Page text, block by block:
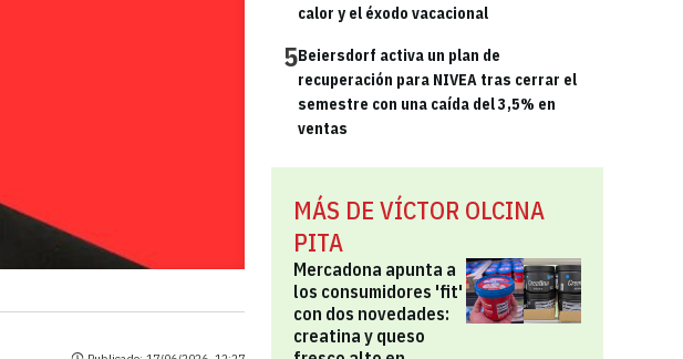
calor y el éxodo vacacional
5Beiersdorf activa un plan de
recuperación para NIVEA tras cerrar el
semestre con una caída del 3,5% en
ventas
MÁS DE VÍCTOR OLCINA
PITA
Mercadona apunta a
los consumidores 'fit'
con dos novedades:
creatina y queso